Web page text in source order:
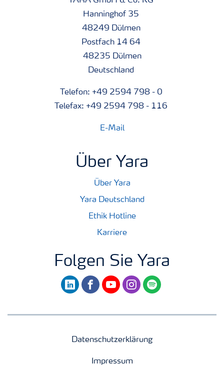
Hanninghof 35
48249 Dülmen
Postfach 14 64
48235 Dülmen
Deutschland
Telefon: +49 2594 798 - 0
Telefax: +49 2594 798 - 116
E-Mail
Über Yara
Über Yara
Yara Deutschland
Ethik Hotline
Karriere
Folgen Sie Yara
linkedinfacebookyoutubeinstagram
spotify
Datenschutzerklärung
Impressum